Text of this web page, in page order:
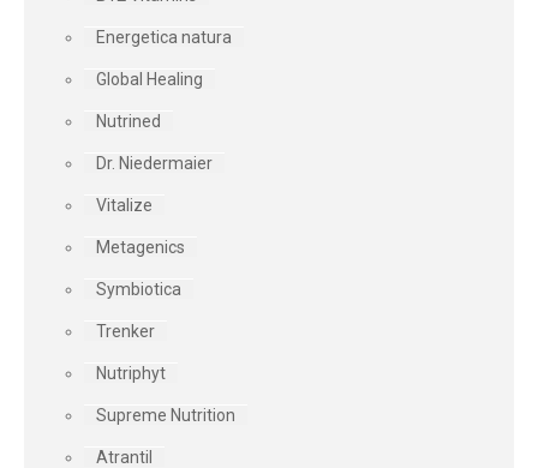
Energetica natura
Global Healing
Nutrined
Dr. Niedermaier
Vitalize
Metagenics
Symbiotica
Trenker
Nutriphyt
Supreme Nutrition
Atrantil